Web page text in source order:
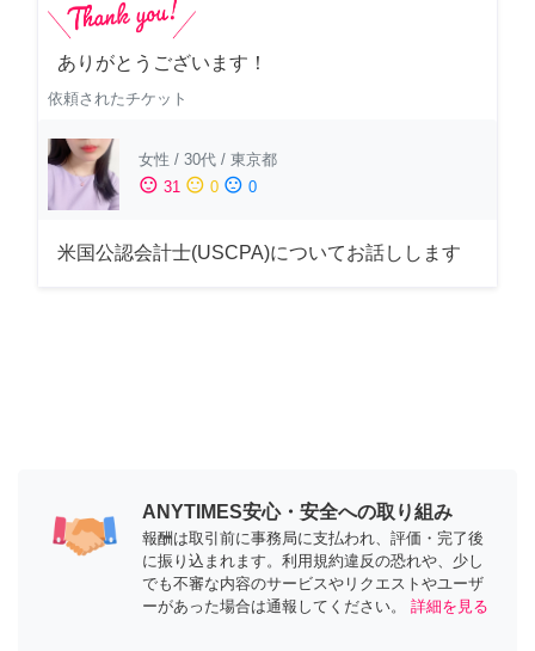
ありがとうございます！
依頼されたチケット
女性 / 30代 / 東京都
sentiment_satisfied 31 sentiment_neutral 0 sentiment_dissatisfied 0
米国公認会計士(USCPA)についてお話しします
ANYTIMES安心・安全への取り組み
報酬は取引前に事務局に支払われ、評価・完了後
に振り込まれます。利用規約違反の恐れや、少し
でも不審な内容のサービスやリクエストやユーザ
ーがあった場合は通報してください。
詳細を見る